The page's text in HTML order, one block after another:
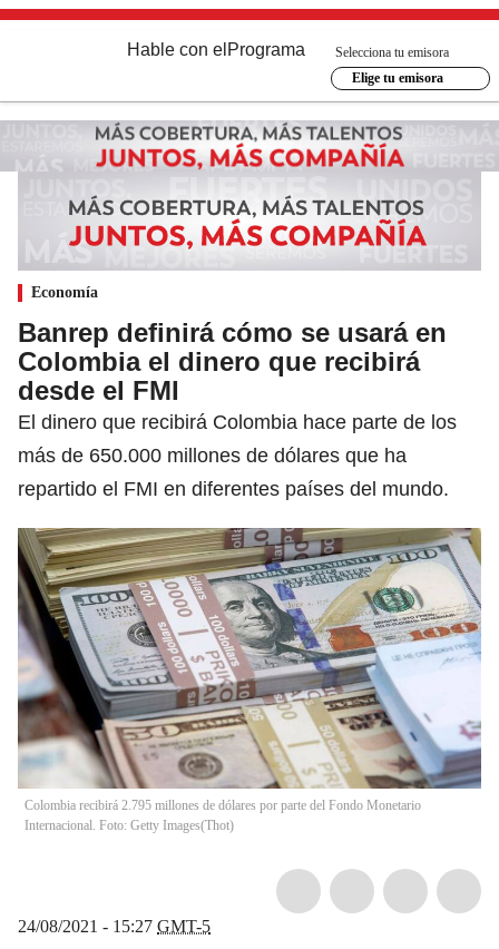
Hable con el Programa
Selecciona tu emisora
Elige tu emisora
Economía
Banrep definirá cómo se usará en
Colombia el dinero que recibirá
desde el FMI
El dinero que recibirá Colombia hace parte de los
más de 650.000 millones de dólares que ha
repartido el FMI en diferentes países del mundo.
Colombia recibirá 2.795 millones de dólares por parte del Fondo Monetario
Internacional. Foto: Getty Images(Thot)
24/08/2021 - 15:27 GMT-5